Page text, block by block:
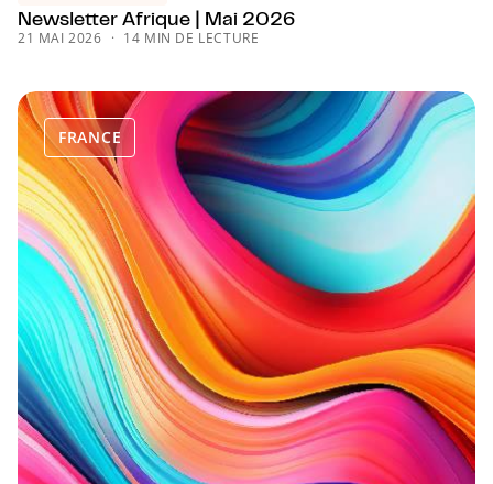
Newsletter Afrique | Mai 2026
21 MAI 2026 14 MIN DE LECTURE
FRANCE